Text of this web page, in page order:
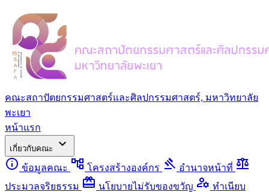
คณะสถาปัตยกรรมศาสตร์และศิลปกรรมศาสตร์, มหาวิทยาลัย
พะเยา
หน้าแรก
เกี่ยวกับคณะ
expand_more
info ข้อมูลคณะ account_tree โครงสร้างองค์กร gavel อำนาจหน้าที่ balance
ประมวลจริยธรรม redeem นโยบายไม่รับของขวัญ manage_accounts ทำเนียบ